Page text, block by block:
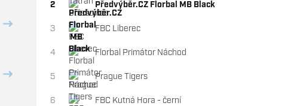
2 Předvýběr.CZ Florbal MB Black
3 FBC Liberec
4 Florbal Primátor Náchod
5 Prague Tigers
6 FBC Kutná Hora - černí